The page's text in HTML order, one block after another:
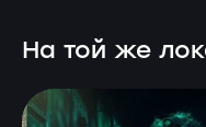
На той же